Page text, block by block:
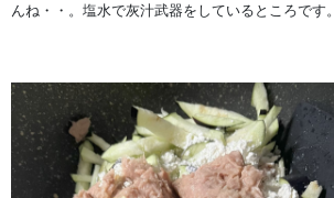
んね・・。塩水で灰汁武器をしているところです。